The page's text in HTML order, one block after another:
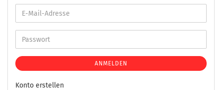
ANMELDEN
Konto erstellen